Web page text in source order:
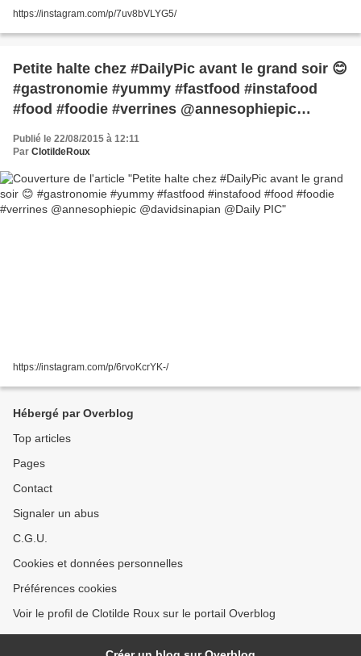
https://instagram.com/p/7uv8bVLYG5/
Petite halte chez #DailyPic avant le grand soir 😊
#gastronomie #yummy #fastfood #instafood
#food #foodie #verrines @annesophiepic
Publié le 22/08/2015 à 12:11
Par ClotildeRoux
https://instagram.com/p/6rvoKcrYK-/
Hébergé par Overblog
Top articles
Pages
Contact
Signaler un abus
C.G.U.
Cookies et données personnelles
Préférences cookies
Voir le profil de Clotilde Roux sur le portail Overblog